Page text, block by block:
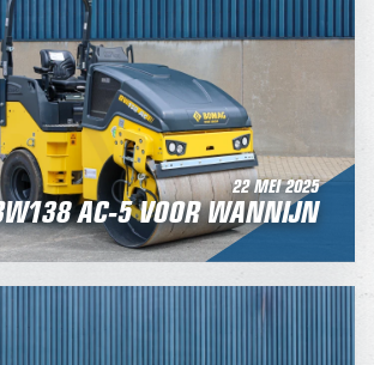
22 MEI 2025
AC-5 VOOR WANNIJN